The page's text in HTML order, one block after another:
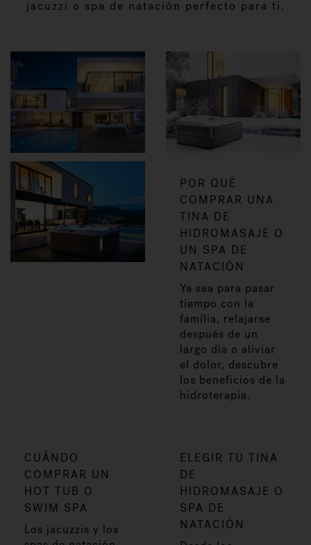
jacuzzi o spa de natación perfecto para ti.
POR QUÉ
COMPRAR UNA
TINA DE
HIDROMASAJE O
UN SPA DE
NATACIÓN
Ya sea para pasar
tiempo con la
familia, relajarse
después de un
largo día o aliviar
el dolor, descubre
los beneficios de la
hidroterapia.
CUÁNDO
COMPRAR UN
HOT TUB O
SWIM SPA
Los jacuzzis y los
ELEGIR TU TINA
DE
HIDROMASAJE O
SPA DE
NATACIÓN